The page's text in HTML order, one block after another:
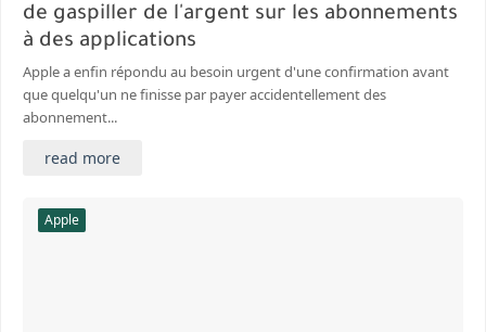
de gaspiller de l'argent sur les abonnements
à des applications
Apple a enfin répondu au besoin urgent d'une confirmation avant
que quelqu'un ne finisse par payer accidentellement des
abonnement...
read more
Apple